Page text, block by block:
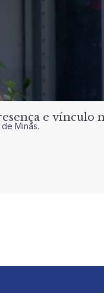
e vínculo
Minas.